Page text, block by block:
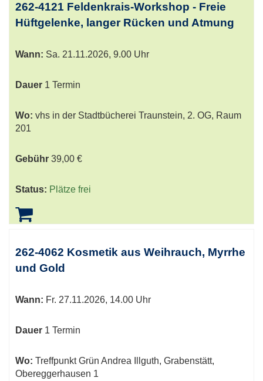
262-4121 Feldenkrais-Workshop - Freie
Hüftgelenke, langer Rücken und Atmung
Wann: Sa. 21.11.2026, 9.00 Uhr
Dauer 1 Termin
Wo: vhs in der Stadtbücherei Traunstein, 2. OG, Raum
201
Gebühr 39,00 €
Status: Plätze frei
262-4062 Kosmetik aus Weihrauch, Myrrhe
und Gold
Wann: Fr. 27.11.2026, 14.00 Uhr
Dauer 1 Termin
Wo: Treffpunkt Grün Andrea Illguth, Grabenstätt,
Obereggerhausen 1